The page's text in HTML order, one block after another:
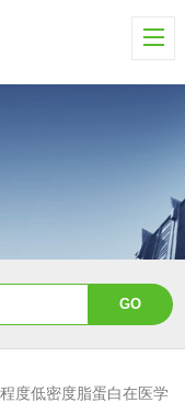
度低密度脂蛋白在医学